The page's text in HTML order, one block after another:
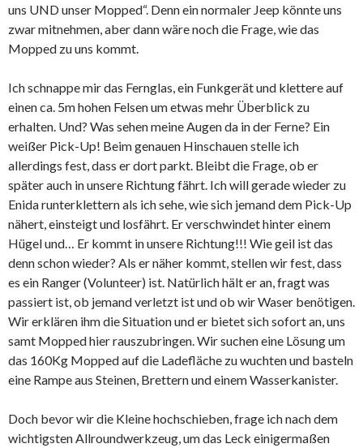
uns UND unser Mopped“. Denn ein normaler Jeep könnte uns
zwar mitnehmen, aber dann wäre noch die Frage, wie das
Mopped zu uns kommt.
Ich schnappe mir das Fernglas, ein Funkgerät und klettere auf
einen ca. 5m hohen Felsen um etwas mehr Überblick zu
erhalten. Und? Was sehen meine Augen da in der Ferne? Ein
weißer Pick-Up! Beim genauen Hinschauen stelle ich
allerdings fest, dass er dort parkt. Bleibt die Frage, ob er
später auch in unsere Richtung fährt. Ich will gerade wieder zu
Enida runterklettern als ich sehe, wie sich jemand dem Pick-Up
nähert, einsteigt und losfährt. Er verschwindet hinter einem
Hügel und… Er kommt in unsere Richtung!!! Wie geil ist das
denn schon wieder? Als er näher kommt, stellen wir fest, dass
es ein Ranger (Volunteer) ist. Natürlich hält er an, fragt was
passiert ist, ob jemand verletzt ist und ob wir Waser benötigen.
Wir erklären ihm die Situation und er bietet sich sofort an, uns
samt Mopped hier rauszubringen. Wir suchen eine Lösung um
das 160Kg Mopped auf die Ladefläche zu wuchten und basteln
eine Rampe aus Steinen, Brettern und einem Wasserkanister.
Doch bevor wir die Kleine hochschieben, frage ich nach dem
wichtigsten Allroundwerkzeug, um das Leck einigermaßen